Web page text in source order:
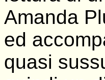
Amanda
ed
quasi